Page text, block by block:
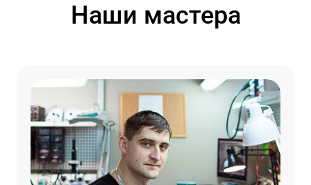
Наши мастера